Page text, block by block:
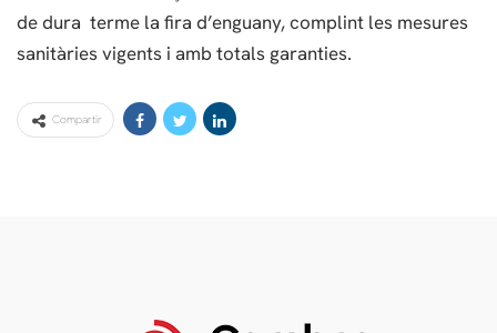
de dura terme la fira d’enguany, complint les mesures
sanitàries vigents i amb totals garanties.
Compartir